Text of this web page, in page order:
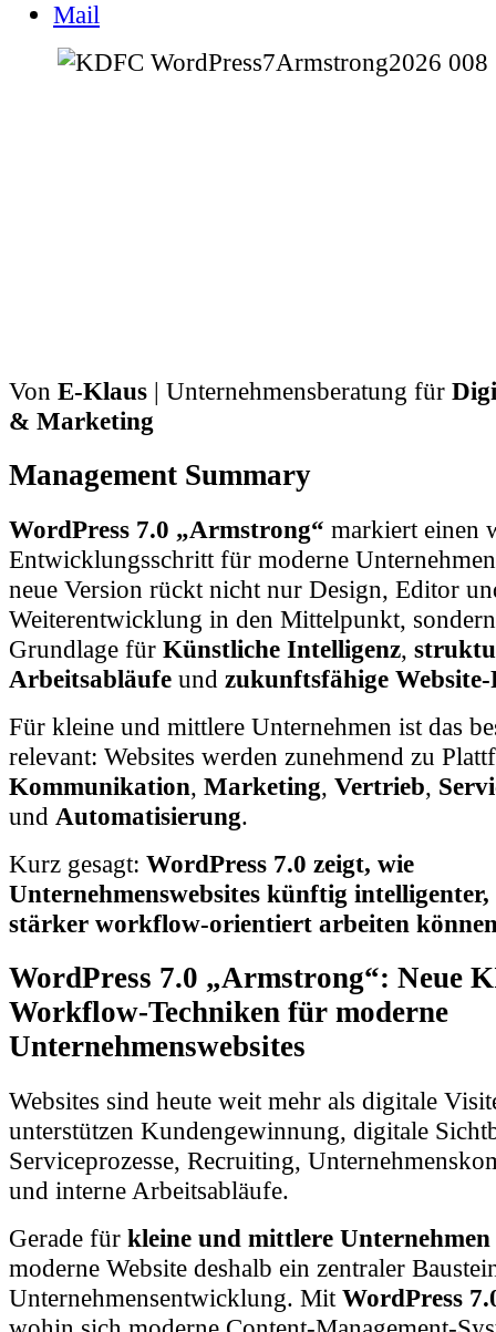
& Marketing
Entwicklungsschritt für moderne
neue Version rückt nicht nur Design, Editor
Weiterentwicklung in den Mittelpunkt,
Grundlage fürKünstliche Intelligenz,
Arbeitsabläufeundzukunftsfähige Website-
relevant: Websites werden zunehmend zu
Kommunikation, Marketing,Vertrieb,
undAutomatisierung.
Unternehmenswebsites künftig
stärker workflow-orientiert arbeiten
WordPress 7.0 „Armstrong“: Neue
Workflow-Techniken für moderne
Unternehmenswebsites
unterstützen Kundengewinnung, digitale
Serviceprozesse, Recruiting,
und interne Arbeitsabläufe.
moderne Website deshalb ein zentraler
Unternehmensentwicklung. MitWordPress
wohin sich moderne Content-Management-